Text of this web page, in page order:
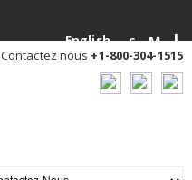
Contactez nous +1-800-304-1515
English S M L